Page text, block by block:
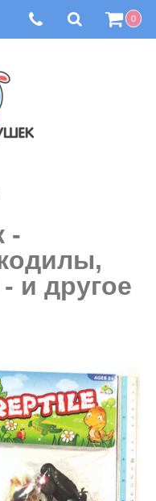
0
-
и другое